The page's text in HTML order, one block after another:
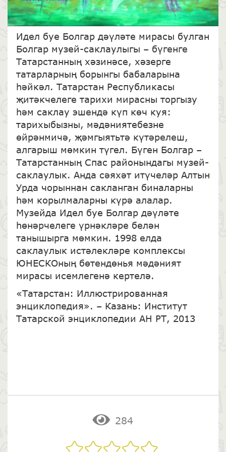
Идел буе Болгар дәүләте мирасы булган
Болгар музей-саклаулыгы – бүгенге
Татарстанның хәзинәсе, хәзерге
татарларның борынгы бабаларына
һәйкәл. Татарстан Республикасы
җитәкчелеге тарихи мирасны торгызу
һәм саклау эшендә күп көч куя:
тарихыбызны, мәдәниятебезне
өйрәнмичә, җәмгыятьтә күтәрелеш,
алгарыш мөмкин түгел. Бүген Болгар –
Татарстанның Спас районындагы музей-
саклаулык. Анда сәяхәт итүчеләр Алтын
Урда чорыннан сакланган биналарны
һәм корылмаларны күрә алалар.
Музейда Идел буе Болгар дәүләте
һөнәрчелеге үрнәкләре белән
танышырга мөмкин. 1998 елда
саклаулык истәлекләре комплексы
ЮНЕСКОның бөтендөнья мәдәният
мирасы исемлегенә кертелә.
«Татарстан: Иллюстрированная
энциклопедия». – Казань: Институт
Татарской энциклопедии АН РТ, 2013
284